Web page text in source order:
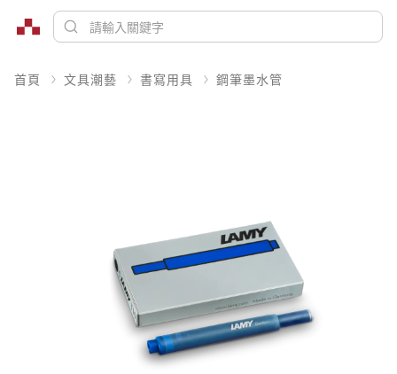
首頁 文具潮藝 書寫用具 鋼筆墨水管